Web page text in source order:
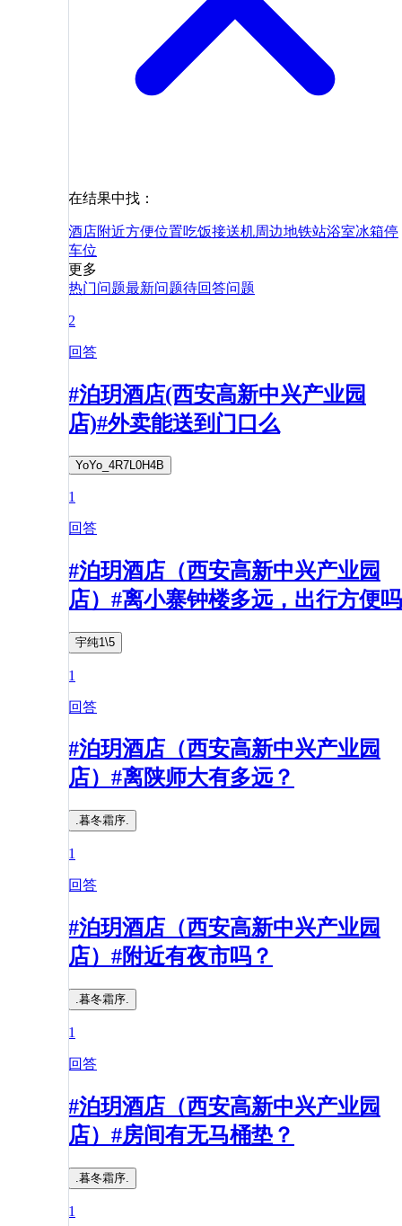
在结果中找：
酒店附近方便位置吃饭接送机周边地铁站浴室冰箱停
车位
更多
热门问题最新问题待回答问题
2
回答
#泊玥酒店(西安高新中兴产业园
店)#外卖能送到门口么
YoYo_4R7L0H4B
1
回答
#泊玥酒店（西安高新中兴产业园
店）#离小寨钟楼多远，出行方便吗
宇纯1\5
1
回答
#泊玥酒店（西安高新中兴产业园
店）#离陕师大有多远？
.暮冬霜序.
1
回答
#泊玥酒店（西安高新中兴产业园
店）#附近有夜市吗？
.暮冬霜序.
1
回答
#泊玥酒店（西安高新中兴产业园
店）#房间有无马桶垫？
.暮冬霜序.
1